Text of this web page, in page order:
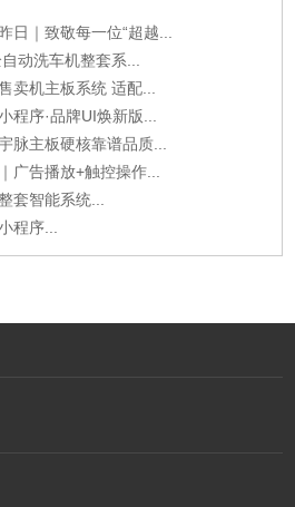
日｜致敬每一位“超越...
动洗车机整套系...
卖机主板系统 适配...
程序·品牌UI焕新版...
脉主板硬核靠谱品质...
广告播放+触控操作...
套智能系统...
程序...